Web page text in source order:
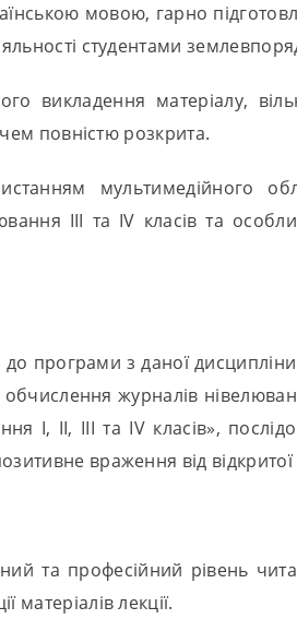
мовою, гарно
студентами
викладення матеріалу,
повністю розкрита.
мультимедійного
ІІІ та ІV класів та
до програми з даної
журналів
I, II, III та IV класів»,
враження від відкритої
та професійний рівень
лекції.